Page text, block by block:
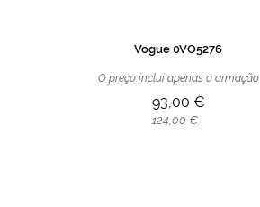
Vogue 0VO5276
O preço inclui apenas a armação
93,00 €
124,00 €